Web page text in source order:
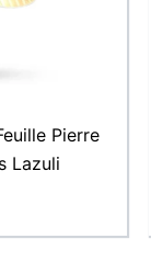
Pierre
Lazuli